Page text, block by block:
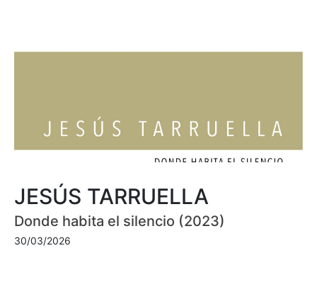
JESÚS TARRUELLA
Donde habita el silencio (2023)
30/03/2026